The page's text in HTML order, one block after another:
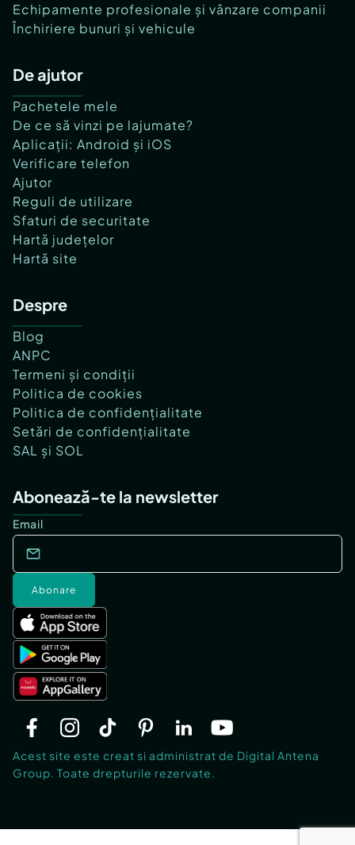
Echipamente profesionale și vânzare companii
Închiriere bunuri și vehicule
De ajutor
Pachetele mele
De ce să vinzi pe lajumate?
Aplicații: Android și iOS
Verificare telefon
Ajutor
Reguli de utilizare
Sfaturi de securitate
Hartă județelor
Hartă site
Despre
Blog
ANPC
Termeni și condiții
Politica de cookies
Politica de confidențialitate
Setări de confidențialitate
SAL și SOL
Abonează-te la newsletter
Email
Abonare
Acest site este creat si administrat de Digital Antena
Group. Toate drepturile rezervate.